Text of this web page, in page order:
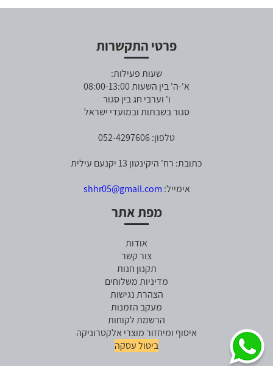
פרטי התקשרות
שעות פעילות:
א'-ה' בין השעות 08:00-13:00
ו' וערבי חג בין סגור
סגור בשבתות ובמועדי ישראל
טלפון: 052-4297606
כתובת: רח' היקינטון 13 יקנעם עילית
אימייל: shhr05@gmail.com
מפת אתר
אודות
צור קשר
תקנון חנות
מדיניות משלוחים
הצהרת נגישות
מעקב הזמנות
הרשמת לקוחות
איסוף ומיחזור מוצרי אלקטרוניקה
ביטול עסקה